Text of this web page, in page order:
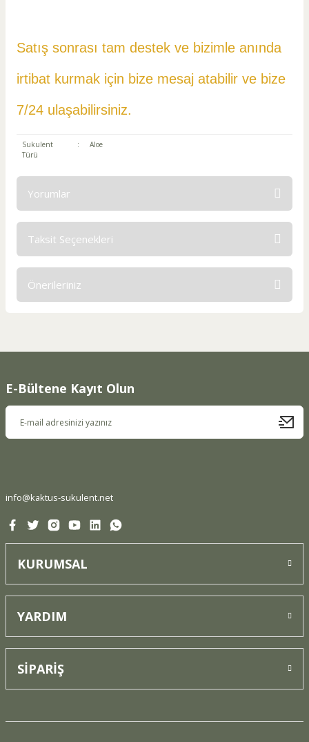
Satış sonrası tam destek ve bizimle anında
irtibat kurmak için bize mesaj atabilir ve bize
7/24 ulaşabilirsiniz.
Sukulent
Türü
: Aloe
Yorumlar
Taksit Seçenekleri
Önerileriniz
Ürün resmi kalitesiz, bozuk veya görüntülenemiyor.
E-Bültene Kayıt Olun
info@kaktus-sukulent.net
KURUMSAL
YARDIM
SİPARİŞ